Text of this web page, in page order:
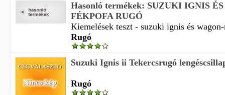
Hasonló termékek: SUZUKI IGNIS
FÉKPOFA RUGÓ
Kiemelések teszt - suzuki ignis és
Rugó
Suzuki Ignis ii Tekercsrugó
Rugó